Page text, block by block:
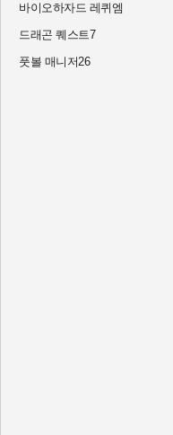
바이오하자드 레퀴엠
드래곤 퀘스트7
풋볼 매니저26